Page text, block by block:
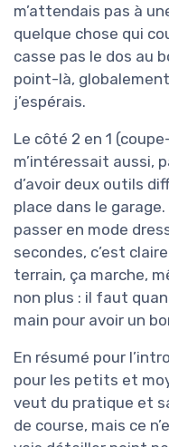
m’attendais pas à
quelque chose qui
casse pas le dos au
point-là,
j’espérais.
Le côté 2 en 1
m’intéressait aussi,
d’avoir deux outils
place dans le
passer en mode
secondes, c’est
terrain, ça marche,
non plus : il faut
main pour avoir un
En résumé pour
pour les petits et
veut du pratique et
de course, mais ce